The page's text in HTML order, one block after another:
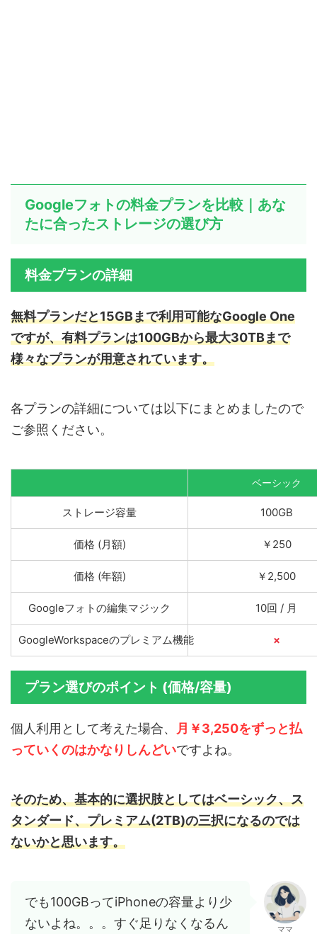
Googleフォトの料金プランを比較｜あな
たに合ったストレージの選び方
料金プランの詳細
無料プランだと15GBまで利用可能なGoogle One
ですが、有料プランは100GBから最大30TBまで
様々なプランが用意されています。
各プランの詳細については以下にまとめましたので
ご参照ください。
ベーシック
ストレージ容量 100GB
価格 (月額) ￥250
価格 (年額) ￥2,500
Googleフォトの編集マジック 10回 / 月
GoogleWorkspaceのプレミアム機能 ×
プラン選びのポイント (価格/容量)
個人利用として考えた場合、
月￥3,250をずっと払
っていくのはかなりしんどいですよね。
そのため、基本的に選択肢としてはベーシック、ス
タンダード、プレミアム(2TB)の三択になるのでは
ないかと思います。
でも100GBってiPhoneの容量より少
ないよね。。。すぐ足りなくなるん
ママ